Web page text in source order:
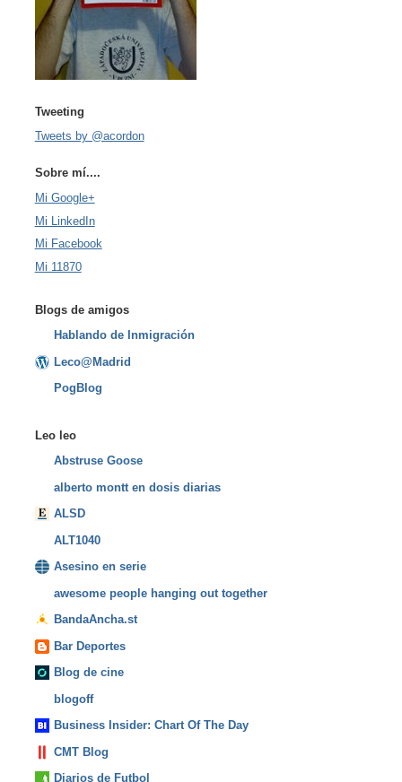
Tweeting
Tweets by @acordon
Sobre mí....
Mi Google+
Mi LinkedIn
Mi Facebook
Mi 11870
Blogs de amigos
Hablando de Inmigración
Leco@Madrid
PogBlog
Leo leo
Abstruse Goose
alberto montt en dosis diarias
ALSD
ALT1040
Asesino en serie
awesome people hanging out together
BandaAncha.st
Bar Deportes
Blog de cine
blogoff
Business Insider: Chart Of The Day
CMT Blog
Diarios de Futbol